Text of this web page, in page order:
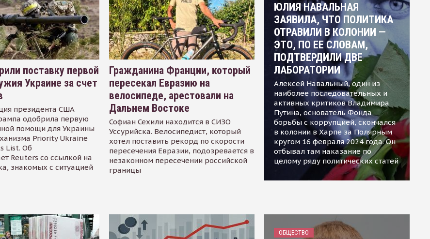
поставку первой
Украине за счет
президента США
одобрила первую
помощи для Украины
Priority Ukraine
List. Об
Reuters со ссылкой на
знакомых с ситуацией
Гражданина Франции, который
пересекал Евразию на
велосипеде, арестовали на
Дальнем Востоке
Софиан Сехили находится в СИЗО
Уссурийска. Велосипедист, который
хотел поставить рекорд по скорости
пересечения Евразии, подозревается в
незаконном пересечении российской
границы
ЮЛИЯ НАВАЛЬНАЯ
ЗАЯВИЛА, ЧТО ПОЛИТИКА
ОТРАВИЛИ В КОЛОНИИ —
ЭТО, ПО ЕЕ СЛОВАМ,
ПОДТВЕРДИЛИ ДВЕ
ЛАБОРАТОРИИ
Алексей Навальный, один из
наиболее последовательных и
активных критиков Владимира
Путина, основатель Фонда
борьбы с коррупцией, скончался
в колонии в Харпе за Полярным
кругом 16 февраля 2024 года. Он
отбывал там наказание по
целому ряду политических статей
ОБЩЕСТВО